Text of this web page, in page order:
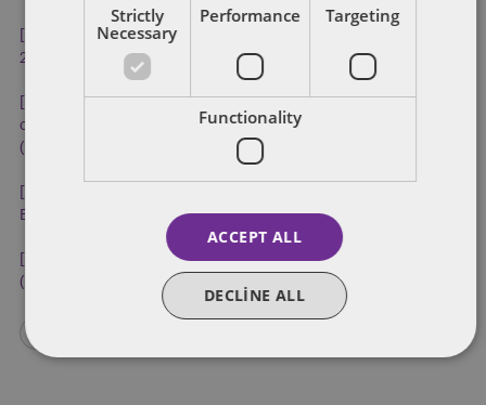
https://www.europarl.europa.eu/doceo/document/TA-9-
2023-0236_EN.html
, Son erişim tarihi: 19.12.2023
Artificial intelligence act: Council and Parliament strike a
deal on the first rules for AI in the world – Consilium
(europa.eu)
, Son erişim tarihi: 17.12.2023
European Parliament (europa.eu), Son erişim tarihi: 17.12.2023
Statement by President von der Leyen on the AI Act
(europa.eu)
, Son erişim tarihi: 17.12.2023
Strictly
Necessary
Performance Targeting
Functionality
ACCEPT ALL
DECLINE ALL